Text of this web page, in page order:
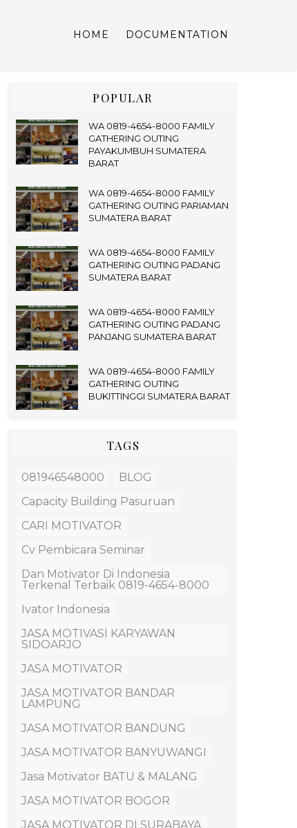
HOME DOCUMENTATION
POPULAR
WA 0819-4654-8000 FAMILY
GATHERING OUTING
PAYAKUMBUH SUMATERA
BARAT
WA 0819-4654-8000 FAMILY
GATHERING OUTING PARIAMAN
SUMATERA BARAT
WA 0819-4654-8000 FAMILY
GATHERING OUTING PADANG
SUMATERA BARAT
WA 0819-4654-8000 FAMILY
GATHERING OUTING PADANG
PANJANG SUMATERA BARAT
WA 0819-4654-8000 FAMILY
GATHERING OUTING
BUKITTINGGI SUMATERA BARAT
TAGS
081946548000
BLOG
Capacity Building Pasuruan
CARI MOTIVATOR
Cv Pembicara Seminar
Dan Motivator Di Indonesia
Terkenal Terbaik 0819-4654-8000
Ivator Indonesia
JASA MOTIVASI KARYAWAN
SIDOARJO
JASA MOTIVATOR
JASA MOTIVATOR BANDAR
LAMPUNG
JASA MOTIVATOR BANDUNG
JASA MOTIVATOR BANYUWANGI
Jasa Motivator BATU & MALANG
JASA MOTIVATOR BOGOR
JASA MOTIVATOR DI SURABAYA